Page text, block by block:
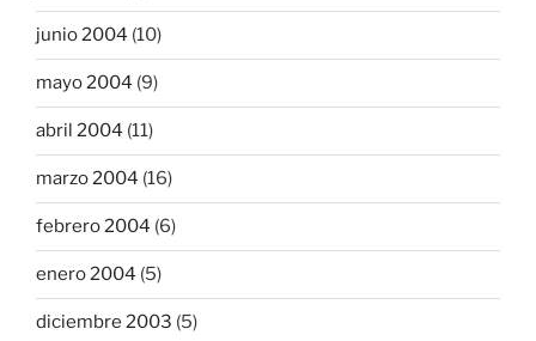
junio 2004 (10)
mayo 2004 (9)
abril 2004 (11)
marzo 2004 (16)
febrero 2004 (6)
enero 2004 (5)
diciembre 2003 (5)